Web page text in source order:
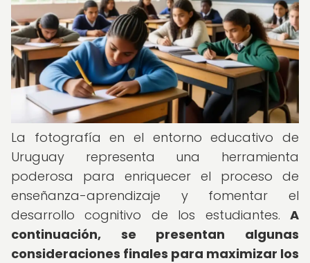
La fotografía en el entorno educativo de
Uruguay representa una herramienta
poderosa para enriquecer el proceso de
enseñanza-aprendizaje y fomentar el
desarrollo cognitivo de los estudiantes. A
continuación, se presentan algunas
consideraciones finales para maximizar los